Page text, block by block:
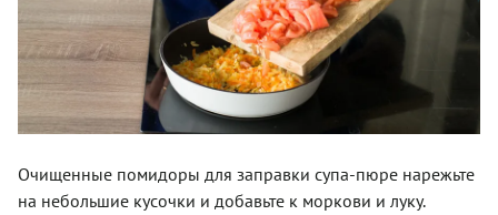
Очищенные помидоры для заправки супа-пюре нарежьте
на небольшие кусочки и добавьте к моркови и луку.